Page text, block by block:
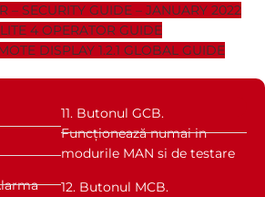
– SECURITY GUIDE – JANUARY 2022
4 OPERATOR GUIDE
DISPLAY 1.2.1 GLOBAL GUIDE
11. Butonul GCB.
Funcționează numai in
modurile MAN si de testare
12. Butonul MCB.